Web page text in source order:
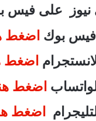
نيوز على فيس
فيس بوك اضغط
اضغط
اضغط
اضغط